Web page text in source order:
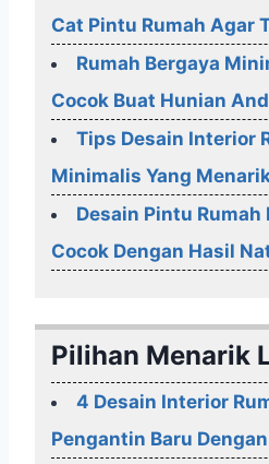
Cat Pintu Rumah Agar
Rumah Bergaya
Cocok Buat Hunian
Tips Desain Interior
Minimalis Yang
Desain Pintu
Cocok Dengan Hasil
Pilihan Menarik
4 Desain Interior
Pengantin Baru